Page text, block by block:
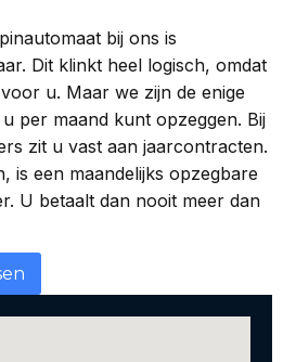
bij ons is
Dit klinkt heel logisch, omdat
u. Maar we zijn de enige
per maand kunt opzeggen. Bij
zit u vast aan jaarcontracten.
is een maandelijks opzegbare
U betaalt dan nooit meer dan